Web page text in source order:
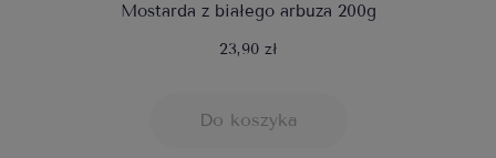
Mostarda z białego arbuza 200g
23,90 zł
Do koszyka